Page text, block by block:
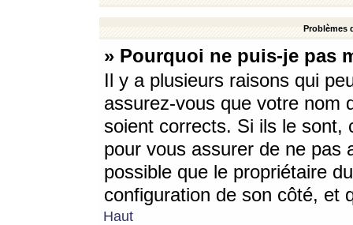
Problèmes
» Pourquoi ne puis-je pas
Il y a plusieurs raisons qui
assurez-vous que votre nom
soient corrects. Si ils le sont,
pour vous assurer de ne pas
possible que le propriétaire
configuration de son côté, et
Haut